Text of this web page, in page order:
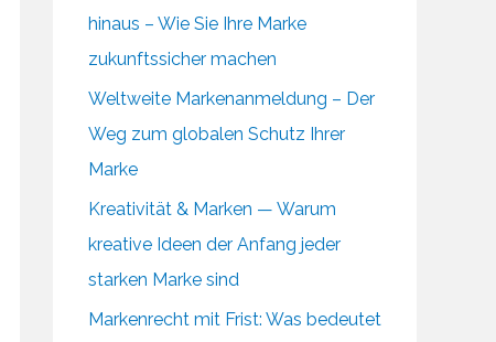
hinaus – Wie Sie Ihre Marke
zukunftssicher machen
Weltweite Markenanmeldung – Der
Weg zum globalen Schutz Ihrer
Marke
Kreativität & Marken — Warum
kreative Ideen der Anfang jeder
starken Marke sind
Markenrecht mit Frist: Was bedeutet